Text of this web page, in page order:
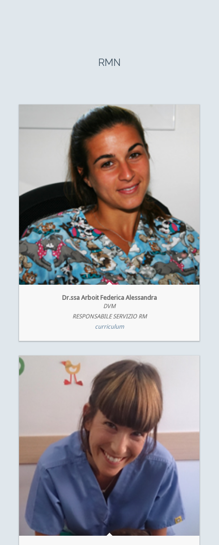
RMN
Dr.ssa Arboit Federica Alessandra
DVM
RESPONSABILE SERVIZIO RM
curriculum